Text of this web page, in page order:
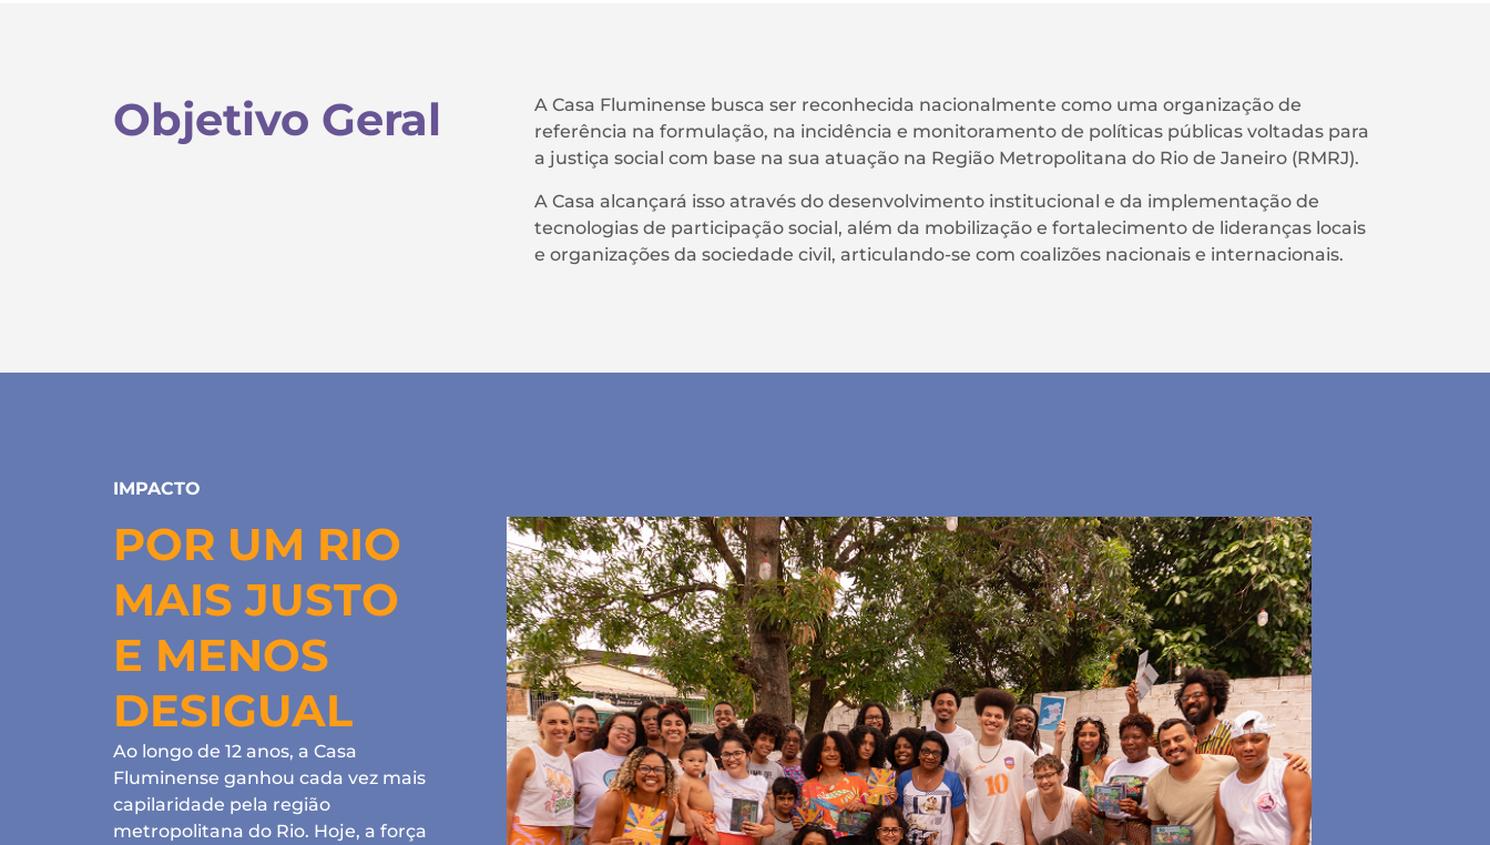
Objetivo Geral
A Casa Fluminense busca ser reconhecida nacionalmente como uma organização de
referência na formulação, na incidência e monitoramento de políticas públicas voltadas para
a justiça social com base na sua atuação na Região Metropolitana do Rio de Janeiro (RMRJ).
A Casa alcançará isso através do desenvolvimento institucional e da implementação de
tecnologias de participação social, além da mobilização e fortalecimento de lideranças locais
e organizações da sociedade civil, articulando-se com coalizões nacionais e internacionais.
IMPACTO
POR UM RIO
MAIS JUSTO
E MENOS
DESIGUAL
Ao longo de 12 anos, a Casa
Fluminense ganhou cada vez mais
capilaridade pela região
metropolitana do Rio. Hoje, a força